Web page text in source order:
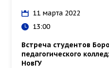
11 марта 2022
13:00
Встреча студентов
педагогического
НовГУ